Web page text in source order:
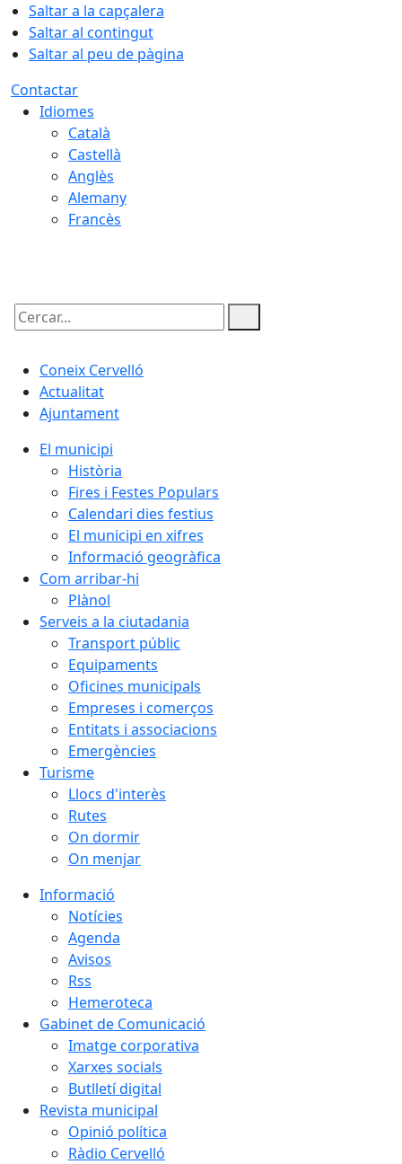
Saltar a la capçalera
Saltar al contingut
Saltar al peu de pàgina
Contactar
Idiomes
Català
Castellà
Anglès
Alemany
Francès
Cercar:
Coneix Cervelló
Actualitat
Ajuntament
El municipi
Història
Fires i Festes Populars
Calendari dies festius
El municipi en xifres
Informació geogràfica
Com arribar-hi
Plànol
Serveis a la ciutadania
Transport públic
Equipaments
Oficines municipals
Empreses i comerços
Entitats i associacions
Emergències
Turisme
Llocs d'interès
Rutes
On dormir
On menjar
Informació
Notícies
Agenda
Avisos
Rss
Hemeroteca
Gabinet de Comunicació
Imatge corporativa
Xarxes socials
Butlletí digital
Revista municipal
Opinió política
Ràdio Cervelló